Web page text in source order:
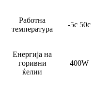
Работна
температура
-5c 50c
Енергија на
горивни
ќелии
400W